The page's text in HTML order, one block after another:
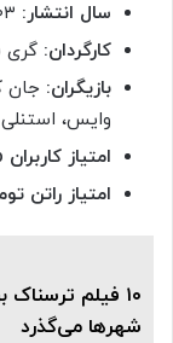
سال انتشار:
کارگردان: گری
بازیگران: جان
وایس،
امتیاز کاربران IMDb به فیلم:
امتیاز راتن
۱۰ فیلم
شهرها می‌گذرد